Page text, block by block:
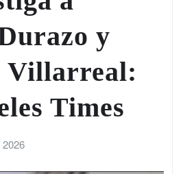
y
Villarreal:
Times